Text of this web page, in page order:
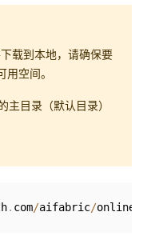
载到本地，请确保要
空间。
目录（默认目录）
. com/aifabric/online